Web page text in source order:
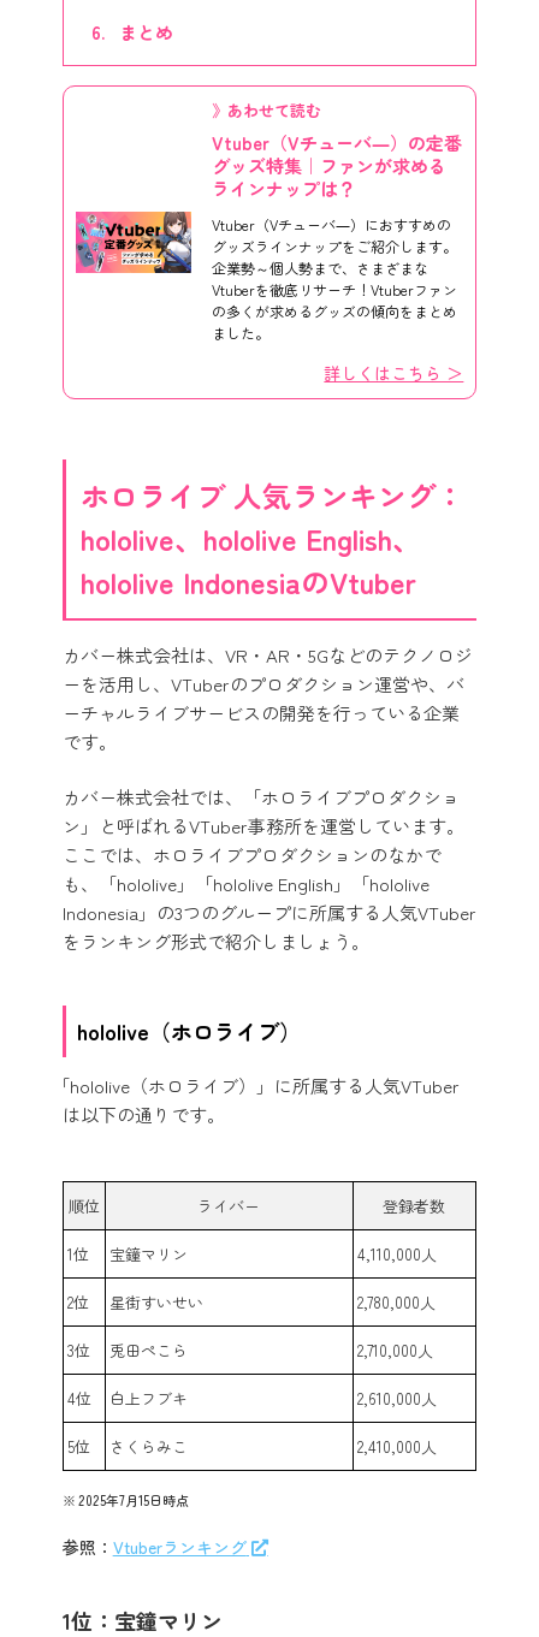
まとめ
》あわせて読む
Vtuber（Vチューバ―）の定番
グッズ特集｜ファンが求める
ラインナップは？
Vtuber（Vチューバ―）におすすめの
グッズラインナップをご紹介します。
企業勢～個人勢まで、さまざまな
Vtuberを徹底リサーチ！Vtuberファン
の多くが求めるグッズの傾向をまとめ
ました。
詳しくはこちら ＞
ホロライブ 人気ランキング：
hololive、hololive English、
hololive IndonesiaのVtuber
カバー株式会社は、VR・AR・5Gなどのテクノロジ
ーを活用し、VTuberのプロダクション運営や、バ
ーチャルライブサービスの開発を行っている企業
です。
カバー株式会社では、「ホロライブプロダクショ
ン」と呼ばれるVTuber事務所を運営しています。
ここでは、ホロライブプロダクションのなかで
も、「hololive」「hololive English」「hololive
Indonesia」の3つのグループに所属する人気VTuber
をランキング形式で紹介しましょう。
hololive（ホロライブ）
「hololive（ホロライブ）」に所属する人気VTuber
は以下の通りです。
順位 ライバー 登録者数
1位 宝鐘マリン 4,110,000人
2位 星街すいせい 2,780,000人
3位 兎田ぺこら 2,710,000人
4位 白上フブキ 2,610,000人
5位 さくらみこ 2,410,000人
2025年7月15日時点
参照： Vtuberランキング
1位：宝鐘マリン